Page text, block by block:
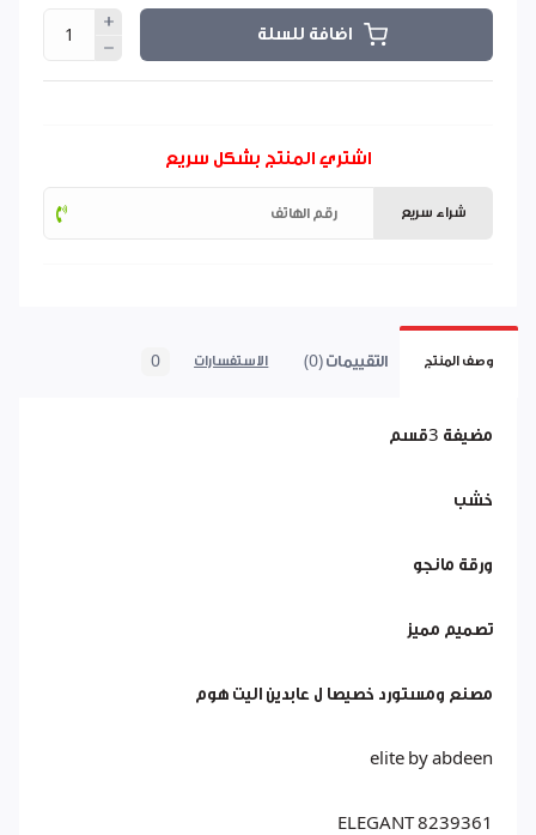
اضافة للسلة
اشتري المنتج بشكل سريع
شراء سريع
وصف المنتج التقييمات (0) الاستفسارات 0
مضيفة 3قسم
خشب
ورقة مانجو
تصميم مميز
مصنع ومستورد خصيصا ل عابدين اليت هوم
elite by abdeen
8239361 ELEGANT